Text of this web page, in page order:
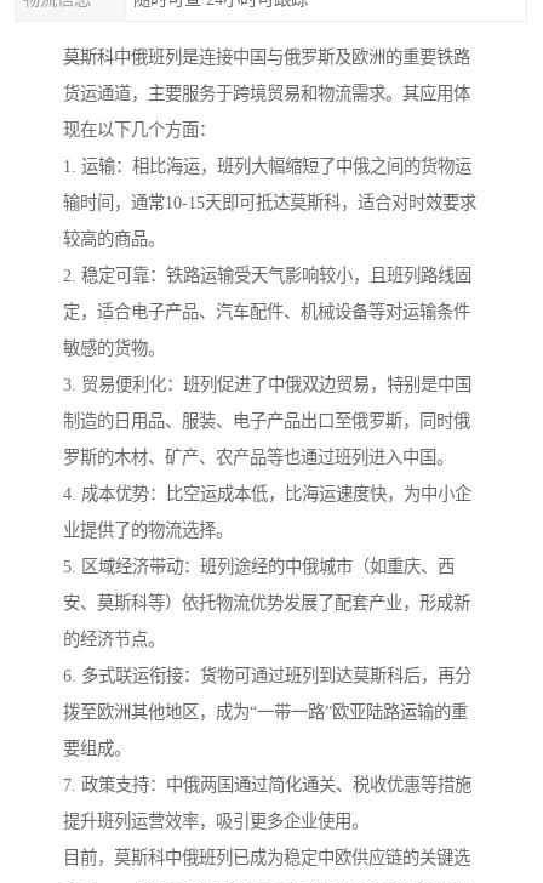
莫斯科中俄班列是连接中国与俄罗斯及欧洲的重要铁路
货运通道，主要服务于跨境贸易和物流需求。其应用体
现在以下几个方面：
1. 运输：相比海运，班列大幅缩短了中俄之间的货物运
输时间，通常10-15天即可抵达莫斯科，适合对时效要求
较高的商品。
2. 稳定可靠：铁路运输受天气影响较小，且班列路线固
定，适合电子产品、汽车配件、机械设备等对运输条件
敏感的货物。
3. 贸易便利化：班列促进了中俄双边贸易，特别是中国
制造的日用品、服装、电子产品出口至俄罗斯，同时俄
罗斯的木材、矿产、农产品等也通过班列进入中国。
4. 成本优势：比空运成本低，比海运速度快，为中小企
业提供了的物流选择。
5. 区域经济带动：班列途经的中俄城市（如重庆、西
安、莫斯科等）依托物流优势发展了配套产业，形成新
的经济节点。
6. 多式联运衔接：货物可通过班列到达莫斯科后，再分
拨至欧洲其他地区，成为“一带一路”欧亚陆路运输的重
要组成。
7. 政策支持：中俄两国通过简化通关、税收优惠等措施
提升班列运营效率，吸引更多企业使用。
目前，莫斯科中俄班列已成为稳定中欧供应链的关键选